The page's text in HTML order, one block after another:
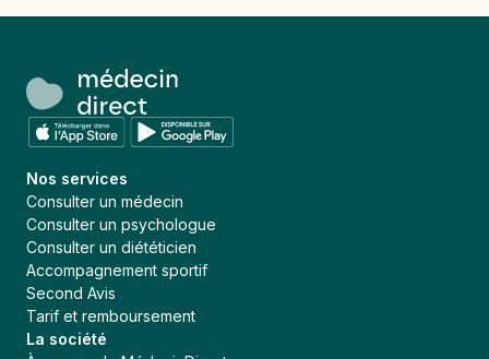
Nos services
Consulter un médecin
Consulter un psychologue
Consulter un diététicien
Accompagnement sportif
Second Avis
Tarif et remboursement
La société